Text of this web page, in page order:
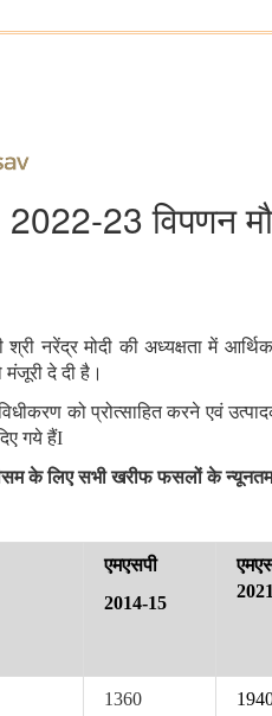
2022-23 विपणन
श्री नरेंद्र मोदी की अध्यक्षता में
मंजूरी दे दी है।
को प्रोत्साहित करने एवं
गये हैंI
के लिए सभी खरीफ फसलों के
एमएसपी
2014-15
1360